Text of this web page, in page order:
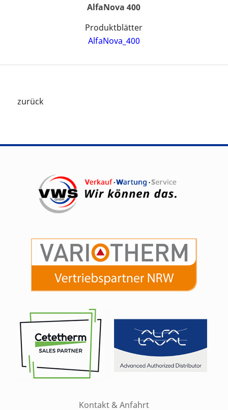
AlfaNova 400
Produktblätter
AlfaNova_400
zurück
Kontakt & Anfahrt